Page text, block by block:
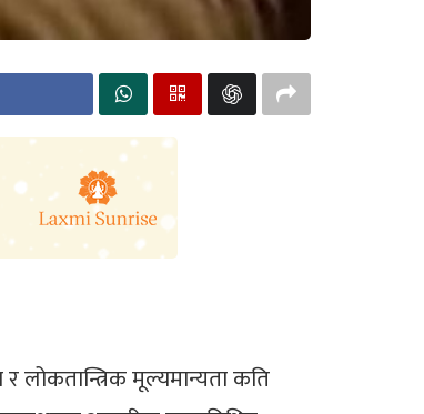
लोकतान्त्रिक मूल्यमान्यता कति